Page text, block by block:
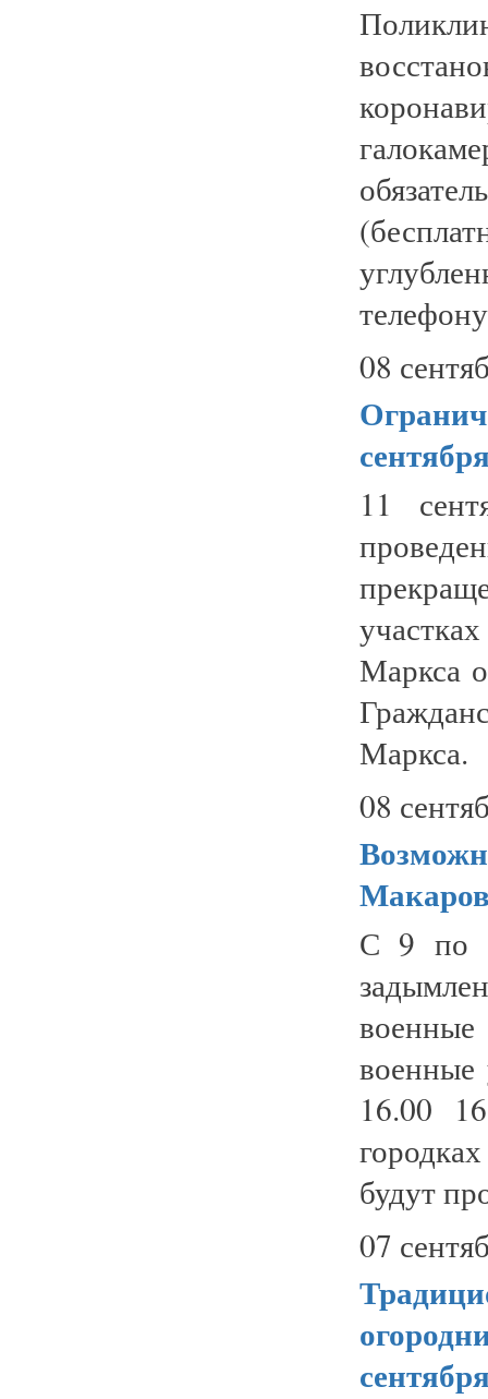
08
11
Маркса
08
С 9 по
16.00
будут
07